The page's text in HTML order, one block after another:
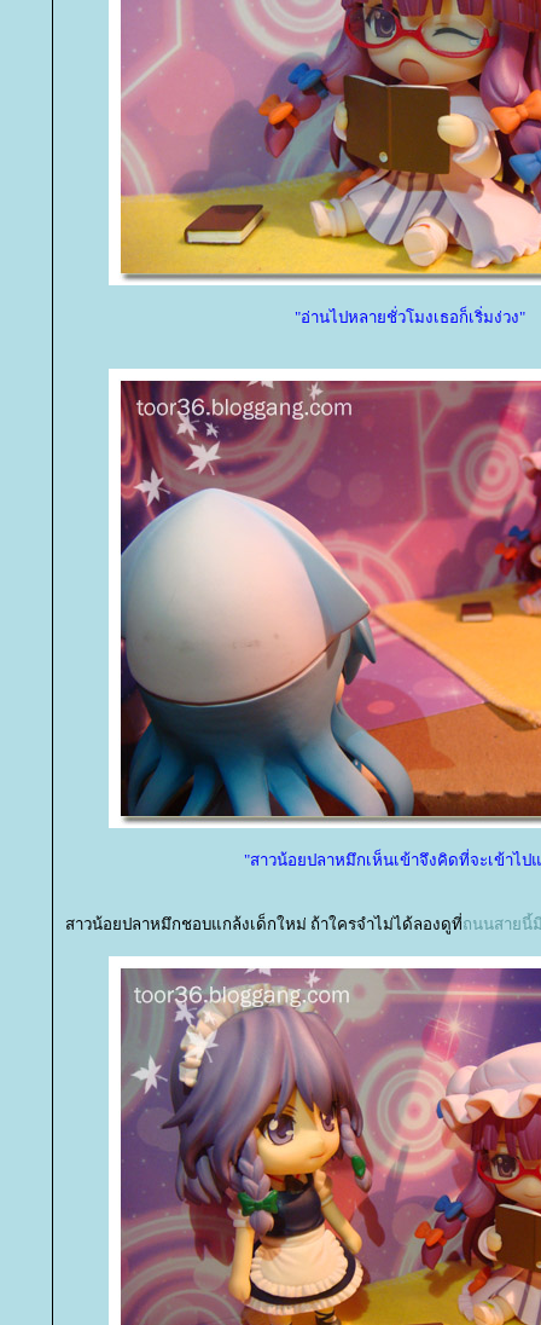
"อ่านไปหลายชั่วโมงเธอก็เริ่มง่วง"
"สาวน้อยปลาหมึกเห็นเข้าจึงคิดที่จะเข้าไป
สาวน้อยปลาหมึกชอบแกล้งเด็กใหม่ ถ้าใครจำไม่ได้ลองดูที่ถนนสายนี้